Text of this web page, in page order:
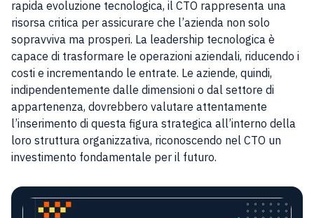
rapida evoluzione tecnologica, il CTO rappresenta una
risorsa critica per assicurare che l’azienda non solo
sopravviva ma prosperi. La leadership tecnologica è
capace di trasformare le operazioni aziendali, riducendo i
costi e incrementando le entrate. Le aziende, quindi,
indipendentemente dalle dimensioni o dal settore di
appartenenza, dovrebbero valutare attentamente
l’inserimento di questa figura strategica all’interno della
loro struttura organizzativa, riconoscendo nel CTO un
investimento fondamentale per il futuro.